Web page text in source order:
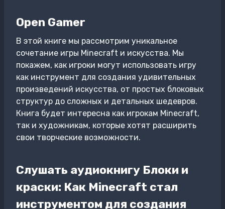
Open Gamer
В этой книге мы рассмотрим уникальное
сочетание игры Minecraft и искусства. Мы
покажем, как игроки могут использовать игру
как инструмент для создания удивительных
произведений искусства, от простых блоковых
структур до сложных и детальных шедевров.
Книга будет интересна как игрокам Minecraft,
так и художникам, которые хотят расширить
свои творческие возможности.
Слушать аудиокнигу Блоки и
краски: Как Minecraft стал
инструментом для создания